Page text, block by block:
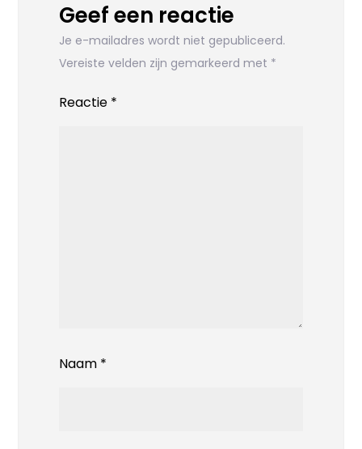
Geef een reactie
Je e-mailadres wordt niet gepubliceerd.
Vereiste velden zijn gemarkeerd met *
Reactie *
Naam *